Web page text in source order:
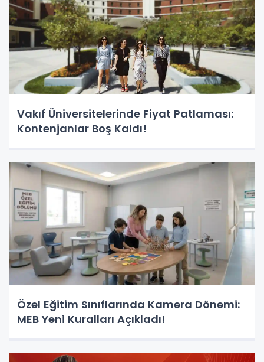
Vakıf Üniversitelerinde Fiyat Patlaması:
Kontenjanlar Boş Kaldı!
Özel Eğitim Sınıflarında Kamera Dönemi:
MEB Yeni Kuralları Açıkladı!